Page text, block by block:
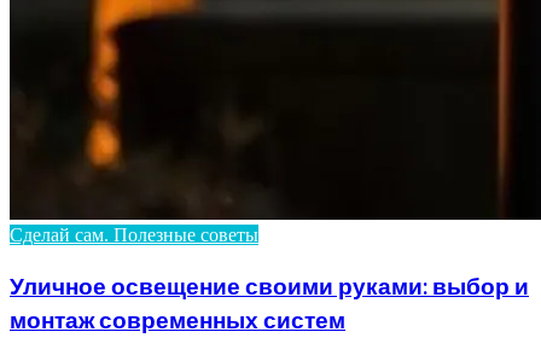
Сделай сам. Полезные советы
Уличное освещение своими руками: выбор и
монтаж современных систем